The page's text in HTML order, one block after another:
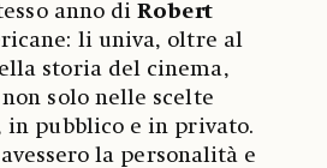
anno diRobert
li univa, oltre al
storia del cinema,
solo nelle scelte
in pubblico e in privato.
la personalità e